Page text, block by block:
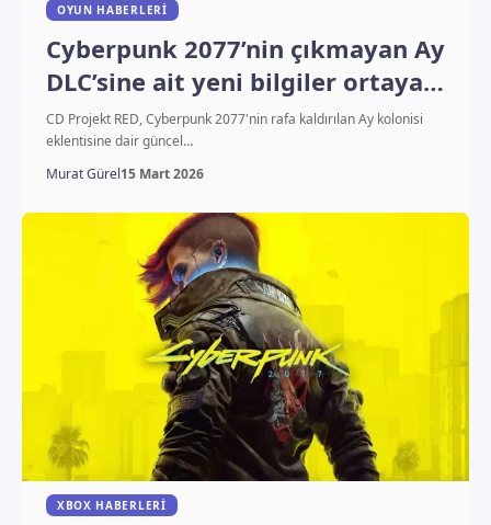
OYUN HABERLERI
Cyberpunk 2077’nin çıkmayan Ay
DLC’sine ait yeni bilgiler ortaya
çıktı
CD Projekt RED, Cyberpunk 2077'nin rafa kaldırılan Ay kolonisi
eklentisine dair güncel…
Murat Gürel15 Mart 2026
XBOX HABERLERI